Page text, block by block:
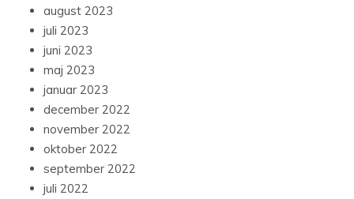
august 2023
juli 2023
juni 2023
maj 2023
januar 2023
december 2022
november 2022
oktober 2022
september 2022
juli 2022